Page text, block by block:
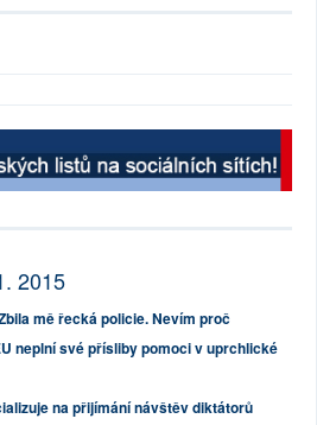
2015
mě řecká policie. Nevím proč
neplní své přísliby pomoci v uprchlické
na přijímání návštěv diktátorů